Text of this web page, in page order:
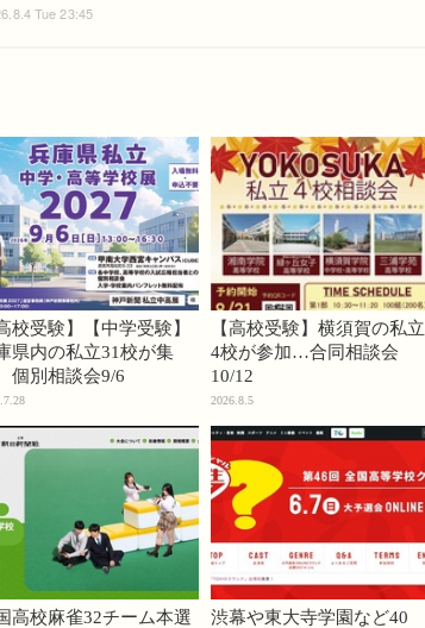
Tue 23:45
校受験】【中学受験】
県内の私立31校が集
個別相談会9/6
【高校受験】横須賀の私立
4校が参加…合同相談会
10/12
2026.8.5
高校麻雀32チーム本選
渋幕や東大寺学園など40